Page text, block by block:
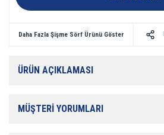
Daha Fazla Şişme Sörf Ürünü Göster
ÜRÜN AÇIKLAMASI
MÜŞTERİ YORUMLARI